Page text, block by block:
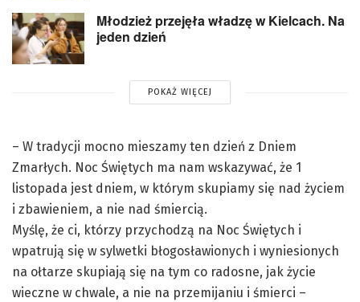
Młodzież przejęła władzę w Kielcach. Na
jeden dzień
POKAŻ WIĘCEJ
– W tradycji mocno mieszamy ten dzień z Dniem
Zmarłych. Noc Świętych ma nam wskazywać, że 1
listopada jest dniem, w którym skupiamy się nad życiem
i zbawieniem, a nie nad śmiercią.
Myślę, że ci, którzy przychodzą na Noc Świętych i
wpatrują się w sylwetki błogosławionych i wyniesionych
na ołtarze skupiają się na tym co radosne, jak życie
wieczne w chwale, a nie na przemijaniu i śmierci –